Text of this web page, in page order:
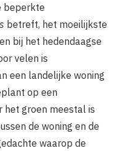
beperkte
betreft, het moeilijkste
bij het hedendaagse
velen is
een landelijke woning
op een
het groen meestal is
de woning en de
waarop de